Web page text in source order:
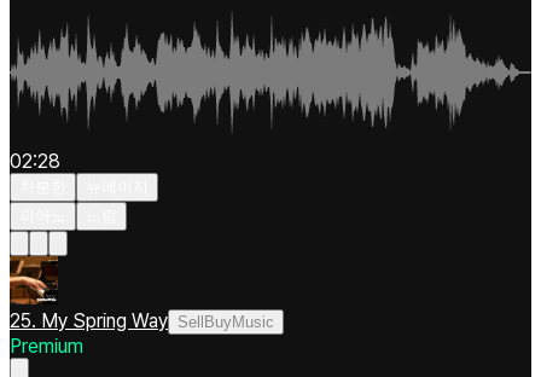
02:28
25. My Spring Way SellBuyMusic
Premium